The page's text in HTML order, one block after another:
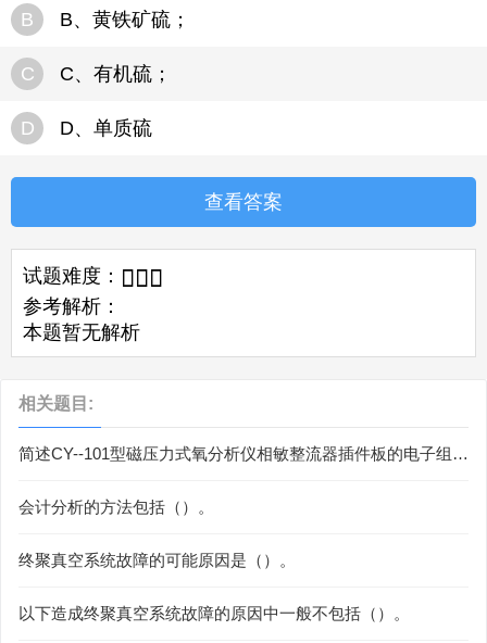
B B、黄铁矿硫；
C C、有机硫；
D D、单质硫
查看答案
试题难度：   
参考解析：
本题暂无解析
相关题目:
简述CY--101型磁压力式氧分析仪相敏整流器插件板的电子组
会计分析的方法包括（）。
终聚真空系统故障的可能原因是（）。
以下造成终聚真空系统故障的原因中一般不包括（）。